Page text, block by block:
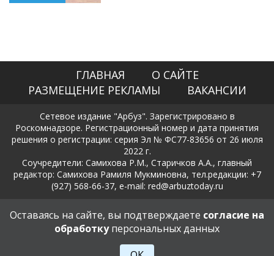
ГЛАВНАЯ
О САЙТЕ
РАЗМЕЩЕНИЕ РЕКЛАМЫ
ВАКАНСИИ
Сетевое издание "Арбуз". Зарегистрировано в
Роскомнадзоре. Регистрационный номер и дата принятия
решения о регистрации: серия Эл № ФС77-83656 от 26 июля
2022 г.
Соучредители: Самихова Р.М., Старичков А.А., главный
редактор: Самихова Рамиля Мукминовна, тел.редакции: +7
(927) 568-66-37, e-mail: red@arbuztoday.ru
Политика в отношении обработки и защиты персональных
данных
18+
Оставаясь на сайте, вы подтверждаете согласие на
обработкуперсональных данных